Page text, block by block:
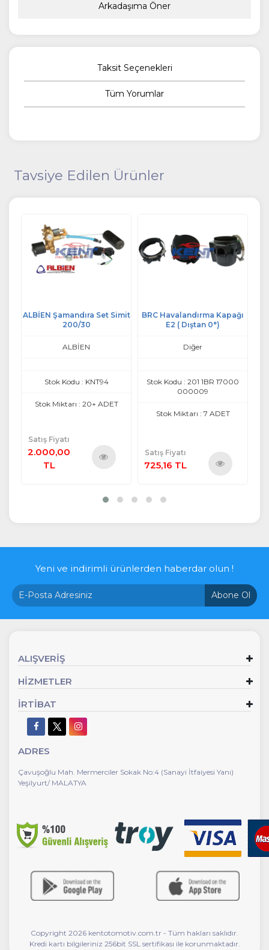
Arkadaşıma Öner
Taksit Seçenekleri
Tüm Yorumlar
Tavsiye Edilen Ürünler
ALBİEN Şamandıra Set Simit
200/30
ALBİEN
Stok Kodu : KNT94
Stok Miktarı : 20+ ADET
Satış Fiyatı
2.000,00
TL
BRC Havalandırma Kapağı
E2 ( Dıştan 0°)
Diğer
Stok Kodu : 201 1BR 17000
000009
Stok Miktarı : 7 ADET
Satış Fiyatı
725,16 TL
Yeni ve indirimli ürünlerden haberdar olun !
Abone Ol
ALIŞVERİŞ
HİZMETLER
İRTİBAT
ADRES
Çavuşoğlu Mah. Mermerciler Sokak No:4 (Sanayi İtfaiyesi Yanı)
Yeşilyurt/ MALATYA
Copyright 2026 kentotomotiv.com.tr - Tüm hakları saklıdır.
Kredi kartı bilgileriniz 256bit SSL sertifikası ile korunmaktadır.